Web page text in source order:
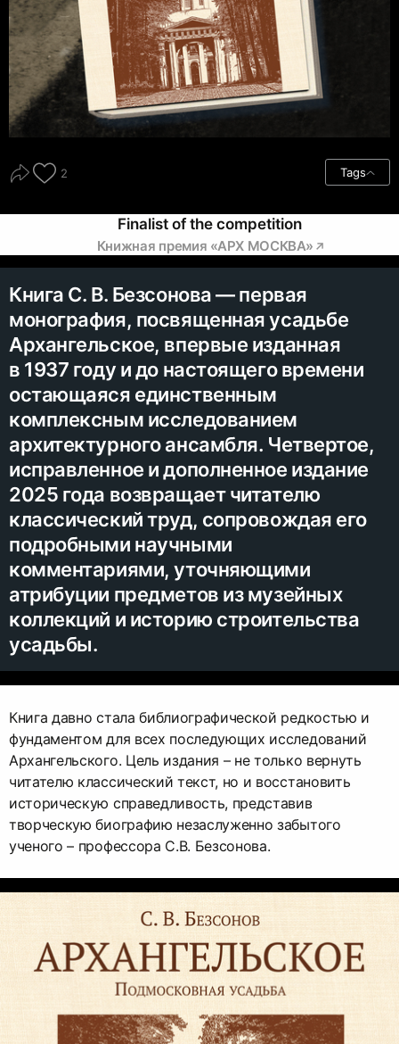
2 Tags
Finalist of the competition
Книжная премия «АРХ МОСКВА»
Книга С. В. Безсонова — первая
монография, посвященная усадьбе
Архангельское, впервые изданная
в 1937 году и до настоящего времени
остающаяся единственным
комплексным исследованием
архитектурного ансамбля. Четвертое,
исправленное и дополненное издание
2025 года возвращает читателю
классический труд, сопровождая его
подробными научными
комментариями, уточняющими
атрибуции предметов из музейных
коллекций и историю строительства
усадьбы.
Книга давно стала библиографической редкостью и
фундаментом для всех последующих исследований
Архангельского. Цель издания – не только вернуть
читателю классический текст, но и восстановить
историческую справедливость, представив
творческую биографию незаслуженно забытого
ученого – профессора С.В. Безсонова.